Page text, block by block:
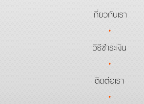
เกี่ยวกับเรา
·
วิธีชำระเงิน
·
ติดต่อเรา
·